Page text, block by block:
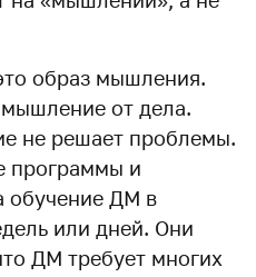
образ мышления.
от дела.
не решает проблемы.
программы и
обучение ДМ в
или дней. Они
ДМ требует многих